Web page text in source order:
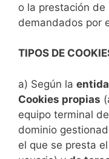
o la prestación
demandados por
TIPOS DE
a) Según la
Cookies propias
equipo terminal
dominio
el que se presta